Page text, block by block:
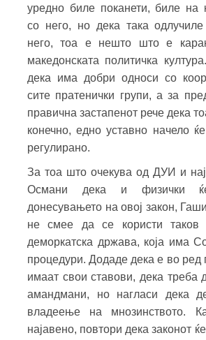
уредно биле поканети, биле на
со него, но дека така
него, тоа е нешто што е
македонската политичка
дека има добри односи со
сите пратенички групи, а за
правична застапенот рече дека
конечно, едно уставно начело
регулирано.
За тоа што очекува од ДУИ и
Османи дека и физички
донесувањето на овој закон,
не смее да се користи таков
деморкатска држава, која има
процедури. Додаде дека е во ред
имаат свои ставови, дека треба
амандмани, но нагласи дека
владеење на мнозинството.
најавено, повтори дека законот